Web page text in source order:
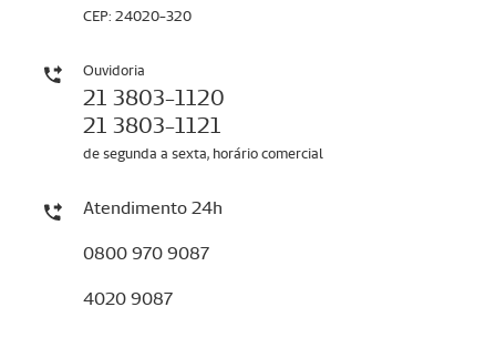
CEP: 24020-320
Ouvidoria
21 3803-1120
21 3803-1121
de segunda a sexta, horário comercial
Atendimento 24h
0800 970 9087
4020 9087